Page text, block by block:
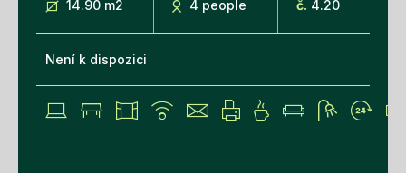
14.90 m2 4 people č. 4.20
Není k dispozici